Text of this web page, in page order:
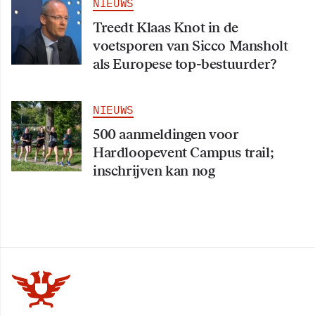
NIEUWS
Treedt Klaas Knot in de
voetsporen van Sicco Mansholt
als Europese top-bestuurder?
NIEUWS
500 aanmeldingen voor
Hardloopevent Campus trail;
inschrijven kan nog